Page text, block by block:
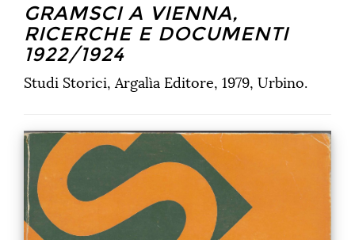
GRAMSCI A VIENNA,
RICERCHE E DOCUMENTI
1922/1924
Studi Storici, Argalìa Editore, 1979, Urbino.